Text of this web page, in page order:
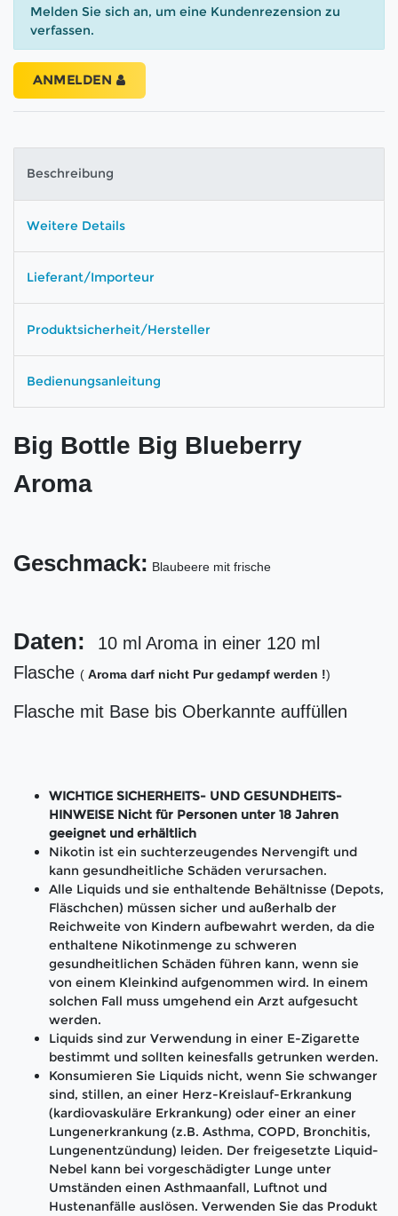
Melden Sie sich an, um eine Kundenrezension zu
verfassen.
ANMELDEN
Beschreibung
Weitere Details
Lieferant/Importeur
Produktsicherheit/Hersteller
Bedienungsanleitung
Big Bottle Big Blueberry
Aroma
Geschmack: Blaubeere mit frische
Daten:
10 ml Aroma in einer 120 ml
Flasche ( Aroma darf nicht Pur gedampf werden !)
Flasche mit Base bis Oberkannte auffüllen
WICHTIGE SICHERHEITS- UND GESUNDHEITS-
HINWEISE Nicht für Personen unter 18 Jahren
geeignet und erhältlich
Nikotin ist ein suchterzeugendes Nervengift und
kann gesundheitliche Schäden verursachen.
Alle Liquids und sie enthaltende Behältnisse (Depots,
Fläschchen) müssen sicher und außerhalb der
Reichweite von Kindern aufbewahrt werden, da die
enthaltene Nikotinmenge zu schweren
gesundheitlichen Schäden führen kann, wenn sie
von einem Kleinkind aufgenommen wird. In einem
solchen Fall muss umgehend ein Arzt aufgesucht
werden.
Liquids sind zur Verwendung in einer E-Zigarette
bestimmt und sollten keinesfalls getrunken werden.
Konsumieren Sie Liquids nicht, wenn Sie schwanger
sind, stillen, an einer Herz-Kreislauf-Erkrankung
(kardiovaskuläre Erkrankung) oder einer an einer
Lungenerkrankung (z.B. Asthma, COPD, Bronchitis,
Lungenentzündung) leiden. Der freigesetzte Liquid-
Nebel kann bei vorgeschädigter Lunge unter
Umständen einen Asthmaanfall, Luftnot und
Hustenanfälle auslösen. Verwenden Sie das Produkt